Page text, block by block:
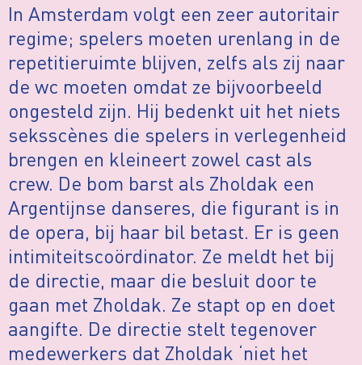
In Amsterdam volgt een zeer autoritair
regime; spelers moeten urenlang in de
repetitieruimte blijven, zelfs als zij naar
de wc moeten omdat ze bijvoorbeeld
ongesteld zijn. Hij bedenkt uit het niets
seksscènes die spelers in verlegenheid
brengen en kleineert zowel cast als
crew. De bom barst als Zholdak een
Argentijnse danseres, die figurant is in
de opera, bij haar bil betast. Er is geen
intimiteitscoördinator. Ze meldt het bij
de directie, maar die besluit door te
gaan met Zholdak. Ze stapt op en doet
aangifte. De directie stelt tegenover
medewerkers dat Zholdak ‘niet het